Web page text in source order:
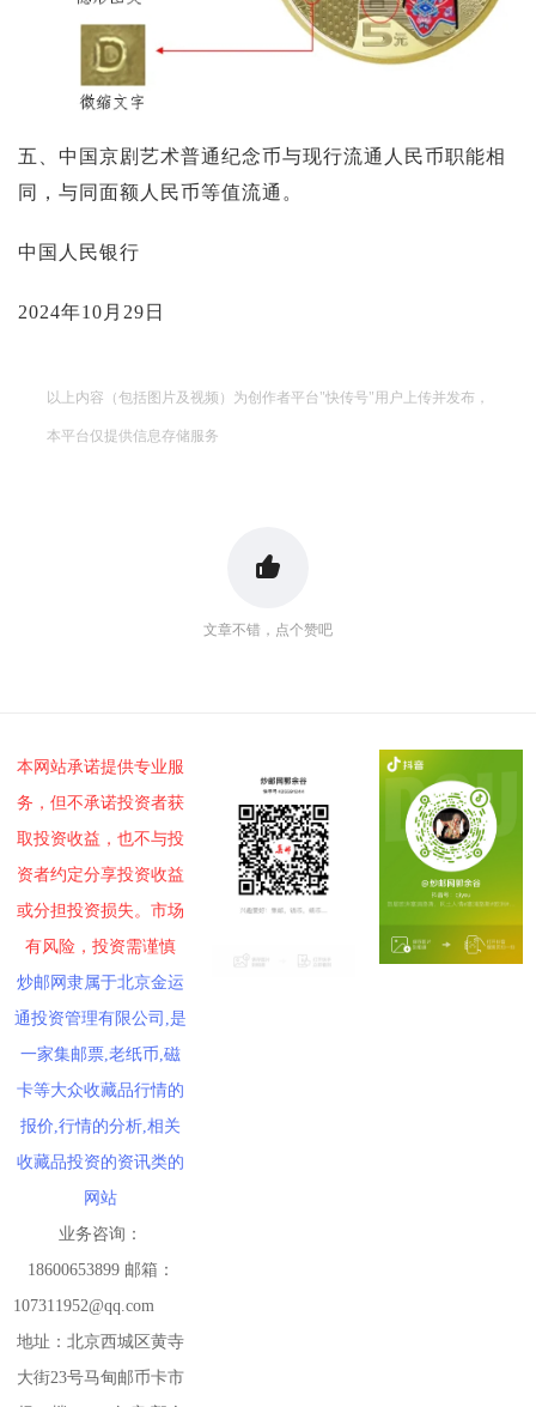
五、中国京剧艺术普通纪念币与现行流通人民币职能相
同，与同面额人民币等值流通。
中国人民银行
2024年10月29日
以上内容（包括图片及视频）为创作者平台"快传号"用户上传并发布，
本平台仅提供信息存储服务
文章不错，点个赞吧
本网站承诺提供专业服
务，但不承诺投资者获
取投资收益，也不与投
资者约定分享投资收益
或分担投资损失。市场
有风险，投资需谨慎
炒邮网隶属于北京金运
通投资管理有限公司,是
一家集邮票,老纸币,磁
卡等大众收藏品行情的
报价,行情的分析,相关
收藏品投资的资讯类的
网站
业务咨询：
18600653899 邮箱：
107311952@qq.com
地址：北京西城区黄寺
大街23号马甸邮币卡市